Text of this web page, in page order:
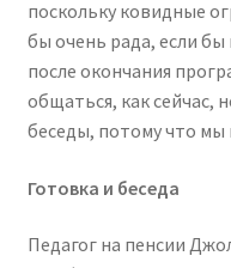
поскольку ковидные
бы очень рада, если бы
после окончания
общаться, как сейчас,
беседы, потому что мы
Готовка и беседа
Педагог на пенсии